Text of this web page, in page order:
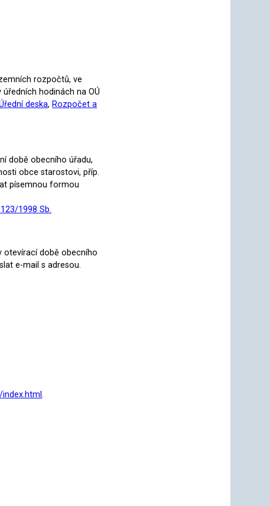
rozpočtů, ve
hodinách na OÚ
deska, Rozpočet a
době obecního úřadu,
obce starostovi, příp.
písemnou formou
1998 Sb.
otevírací době obecního
e-mail s adresou.
.